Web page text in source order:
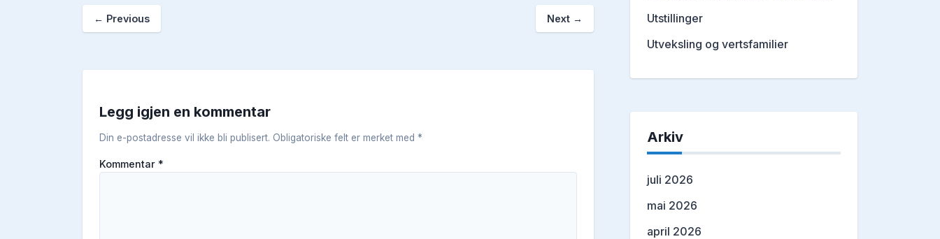
← Previous Next →
Legg igjen en kommentar
Din e-postadresse vil ikke bli publisert. Obligatoriske felt er merket med *
Kommentar *
Utstillinger
Utveksling og vertsfamilier
Arkiv
juli 2026
mai 2026
april 2026